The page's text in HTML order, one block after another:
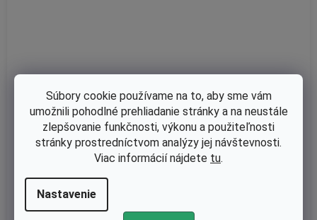
Súbory cookie používame na to, aby sme vám
umožnili pohodlné prehliadanie stránky a na neustále
zlepšovanie funkčnosti, výkonu a použiteľnosti
stránky prostredníctvom analýzy jej návštevnosti.
Viac informácií nájdete tu.
Nastavenie
Klinový remeň pojezdu Husqvarna CTH150, CTH180, Partner P2
00107HRB, Gardol nahrádza originál 532170140, 532446901, 75
4-0634 KEVLAR
Skladom
€34,27 bez DPH
€42,15